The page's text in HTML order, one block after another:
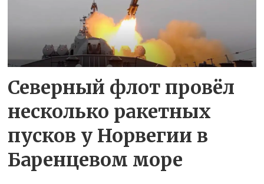
Северный флот провёл
несколько ракетных
пусков у Норвегии в
Баренцевом море